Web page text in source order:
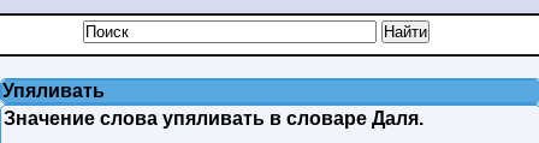
Упяливать
Значение слова упяливать в словаре Даля.